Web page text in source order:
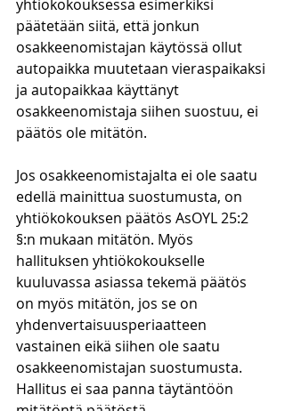
yhtiökokouksessa esimerkiksi
päätetään siitä, että jonkun
osakkeenomistajan käytössä ollut
autopaikka muutetaan vieraspaikaksi
ja autopaikkaa käyttänyt
osakkeenomistaja siihen suostuu, ei
päätös ole mitätön.
Jos osakkeenomistajalta ei ole saatu
edellä mainittua suostumusta, on
yhtiökokouksen päätös AsOYL 25:2
§:n mukaan mitätön. Myös
hallituksen yhtiökokoukselle
kuuluvassa asiassa tekemä päätös
on myös mitätön, jos se on
yhdenvertaisuusperiaatteen
vastainen eikä siihen ole saatu
osakkeenomistajan suostumusta.
Hallitus ei saa panna täytäntöön